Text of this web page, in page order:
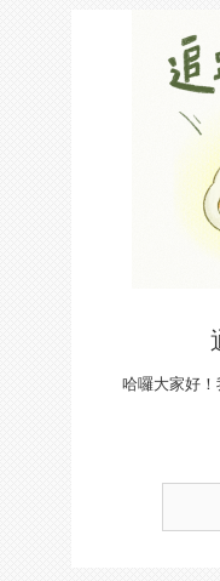
哈囉大家好